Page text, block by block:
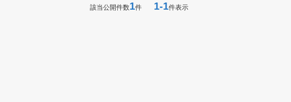
該当公開件数1件 1-1件表示